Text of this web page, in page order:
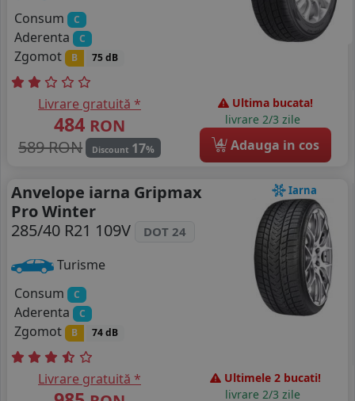
Consum
C
Aderenta C
Zgomot B 75 dB
Livrare gratuită *
484 RON
589 RON
Discount 17%
Ultima bucata!
livrare 2/3 zile
4 Adauga in cos
Iarna
Anvelope iarna Gripmax
Pro Winter
285/40 R21 109V
DOT 24
Turisme
Consum
C
Aderenta C
Zgomot B 74 dB
Livrare gratuită *
Ultimele 2 bucati!
livrare 2/3 zile